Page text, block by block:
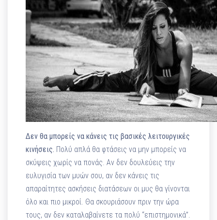
Δεν θα μπορείς να κάνεις τις βασικές λειτουργικές
κινήσεις. Πολύ απλά θα φτάσεις να μην μπορείς να
σκύψεις χωρίς να πονάς. Αν δεν δουλεύεις την
ευλυγισία των μυών σου, αν δεν κάνεις τις
απαραίτητες ασκήσεις διατάσεων οι μυς θα γίνονται
όλο και πιο μικροί. Θα σκουριάσουν πριν την ώρα
τους, αν δεν καταλαβαίνετε τα πολύ “επιστημονικά”.